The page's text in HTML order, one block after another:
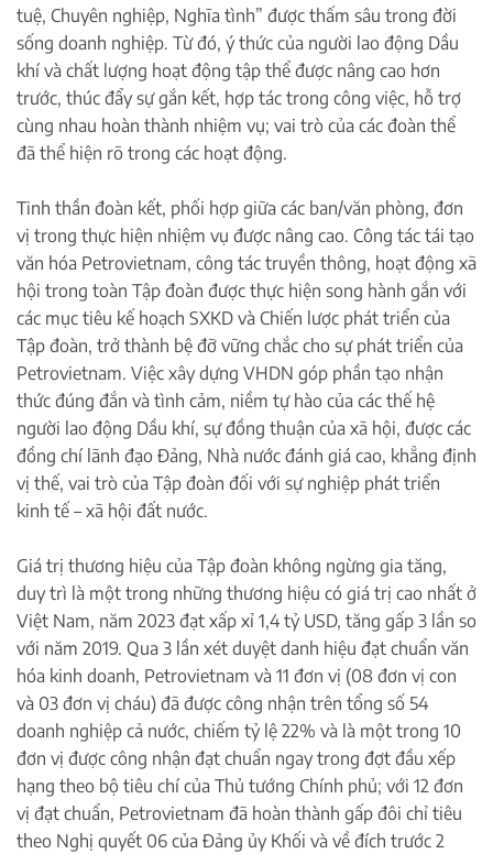
tuệ, Chuyên nghiệp, Nghĩa tình” được thấm sâu trong đời
sống doanh nghiệp. Từ đó, ý thức của người lao động Dầu
khí và chất lượng hoạt động tập thể được nâng cao hơn
trước, thúc đẩy sự gắn kết, hợp tác trong công việc, hỗ trợ
cùng nhau hoàn thành nhiệm vụ; vai trò của các đoàn thể
đã thể hiện rõ trong các hoạt động.
Tinh thần đoàn kết, phối hợp giữa các ban/văn phòng, đơn
vị trong thực hiện nhiệm vụ được nâng cao. Công tác tái tạo
văn hóa Petrovietnam, công tác truyền thông, hoạt động xã
hội trong toàn Tập đoàn được thực hiện song hành gắn với
các mục tiêu kế hoạch SXKD và Chiến lược phát triển của
Tập đoàn, trở thành bệ đỡ vững chắc cho sự phát triển của
Petrovietnam. Việc xây dựng VHDN góp phần tạo nhận
thức đúng đắn và tình cảm, niềm tự hào của các thế hệ
người lao động Dầu khí, sự đồng thuận của xã hội, được các
đồng chí lãnh đạo Đảng, Nhà nước đánh giá cao, khẳng định
vị thế, vai trò của Tập đoàn đối với sự nghiệp phát triển
kinh tế – xã hội đất nước.
Giá trị thương hiệu của Tập đoàn không ngừng gia tăng,
duy trì là một trong những thương hiệu có giá trị cao nhất ở
Việt Nam, năm 2023 đạt xấp xỉ 1,4 tỷ USD, tăng gấp 3 lần so
với năm 2019. Qua 3 lần xét duyệt danh hiệu đạt chuẩn văn
hóa kinh doanh, Petrovietnam và 11 đơn vị (08 đơn vị con
và 03 đơn vị cháu) đã được công nhận trên tổng số 54
doanh nghiệp cả nước, chiếm tỷ lệ 22% và là một trong 10
đơn vị được công nhận đạt chuẩn ngay trong đợt đầu xếp
hạng theo bộ tiêu chí của Thủ tướng Chính phủ; với 12 đơn
vị đạt chuẩn, Petrovietnam đã hoàn thành gấp đôi chỉ tiêu
theo Nghị quyết 06 của Đảng ủy Khối và về đích trước 2